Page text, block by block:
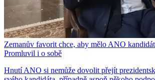
Zemanův favorit chce, aby mělo ANO
Promluvil i o sobě
Hnutí ANO si nemůže dovolit přejít